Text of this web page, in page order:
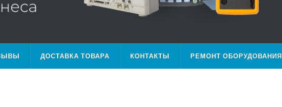
ДОСТАВКА ТОВАРА КОНТАКТЫ РЕМОНТ ОБОРУДОВАНИЯ